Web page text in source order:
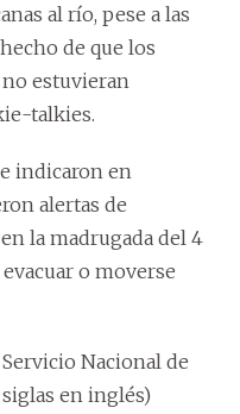
al río, pese a las
de que los
estuvieran
talkies.
indicaron en
alertas de
la madrugada del 4
o moverse
Nacional de
en inglés)